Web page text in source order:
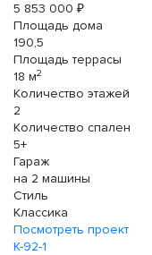
5 853 000 ₽
Площадь дома
190,5
Площадь террасы
18 м2
Количество этажей
2
Количество спален
5+
Гараж
на 2 машины
Стиль
Классика
Посмотреть проект
К-92-1